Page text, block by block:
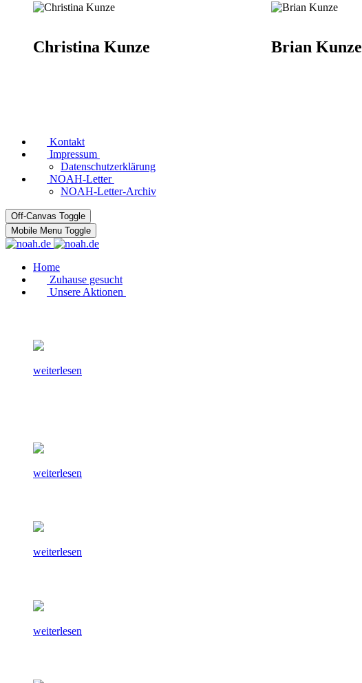
Christina Kunze Brian Kunze
Kontakt
Impressum
Datenschutzerklärung
NOAH-Letter
NOAH-Letter-Archiv
Off-Canvas Toggle
Mobile Menu Toggle
Home
Zuhause gesucht
Unsere Aktionen
weiterlesen
weiterlesen
weiterlesen
weiterlesen